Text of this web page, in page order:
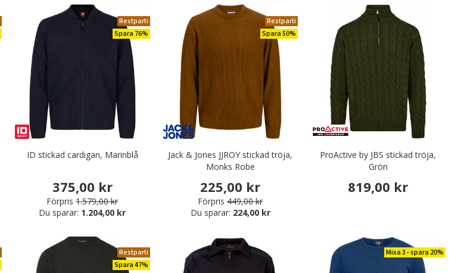
Restparti
Spara 76%
ID stickad cardigan, Marinblå
375,00 kr
Förpris 1.579,00 kr
Du sparar: 1.204,00 kr
Restparti
Spara 50%
Jack & Jones JJROY stickad tröja,
Monks Robe
225,00 kr
Förpris 449,00 kr
Du sparar: 224,00 kr
ProActive by JBS stickad tröja,
Grön
819,00 kr
Restparti
Spara 47%
Mixa 3 - spara 20%